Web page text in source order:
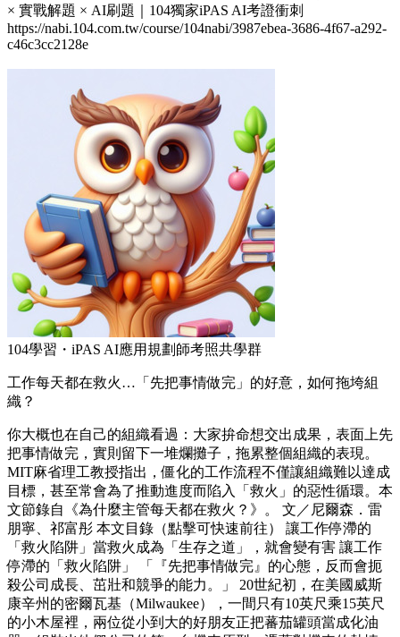
× 實戰解題 × AI刷題​｜104獨家iPAS AI考證衝刺
https://nabi.104.com.tw/course/104nabi/3987ebea-3686-4f67-a292-
c46c3cc2128e
104學習・iPAS AI應用規劃師考照共學群
工作每天都在救火…「先把事情做完」的好意，如何拖垮組
織？
你大概也在自己的組織看過：大家拚命想交出成果，表面上先
把事情做完，實則留下一堆爛攤子，拖累整個組織的表現。
MIT麻省理工教授指出，僵化的工作流程不僅讓組織難以達成
目標，甚至常會為了推動進度而陷入「救火」的惡性循環。本
文節錄自《為什麼主管每天都在救火？》。 文／尼爾森．雷
朋寧、祁富彤 本文目錄（點擊可快速前往） 讓工作停滯的
「救火陷阱」當救火成為「生存之道」，就會變有害 讓工作
停滯的「救火陷阱」 「『先把事情做完』的心態，反而會扼
殺公司成長、茁壯和競爭的能力。」 20世紀初，在美國威斯
康辛州的密爾瓦基（Milwaukee），一間只有10英尺乘15英尺
的小木屋裡，兩位從小到大的好朋友正把蕃茄罐頭當成化油